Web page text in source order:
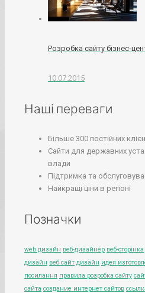
Розробка сайту бізнес-
10.07.2015
Наші переваги
Більше 300 постійних
Сайти для державних
влади
Підтримка та
Найкращі ціни в регіоні
Позначки
web дизайн веб-дизайнер веб-сторінка
дизайн веб сайт дизайн идея
посилання правила розробка сайту
сайта создание интернет сайтов